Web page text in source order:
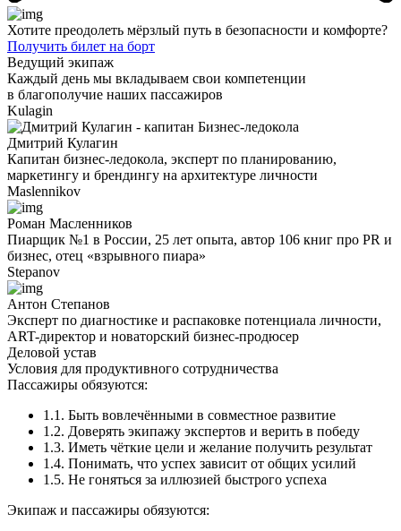
Хотите преодолеть мёрзлый путь в безопасности и комфорте?
Получить билет на борт
Ведущий экипаж
Каждый день мы вкладываем свои компетенции
в благополучие наших пассажиров
Kulagin
Дмитрий Кулагин
Капитан бизнес-ледокола, эксперт по планированию,
маркетингу и брендингу на архитектуре личности
Maslennikov
Роман Масленников
Пиарщик №1 в России, 25 лет опыта, автор 106 книг про PR и
бизнес, отец «взрывного пиара»
Stepanov
Антон Степанов
Эксперт по диагностике и распаковке потенциала личности,
ART-директор и новаторский бизнес-продюсер
Деловой устав
Условия для продуктивного сотрудничества
Пассажиры обязуются:
1.1. Быть вовлечёнными в совместное развитие
1.2. Доверять экипажу экспертов и верить в победу
1.3. Иметь чёткие цели и желание получить результат
1.4. Понимать, что успех зависит от общих усилий
1.5. Не гоняться за иллюзией быстрого успеха
Экипаж и пассажиры обязуются: